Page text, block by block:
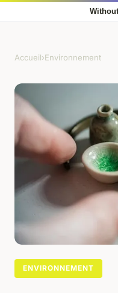
Accueil›Environnement
ENVIRONNEMENT